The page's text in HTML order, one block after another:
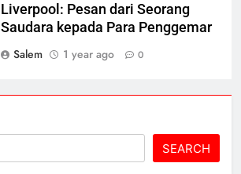
Liverpool: Pesan dari Seorang
Saudara kepada Para Penggemar
Salem
1 year ago 0
SEARCH